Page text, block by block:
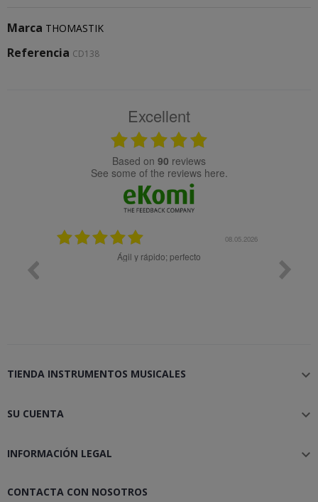
Marca THOMASTIK
Referencia CD138
Excellent
based on 90 reviews
see some of the reviews here.
08.05.2026
Muy bien
TIENDA INSTRUMENTOS MUSICALES 
SU CUENTA 
INFORMACIÓN LEGAL 
CONTACTA CON NOSOTROS